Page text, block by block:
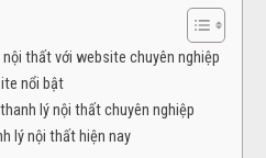
thất với website chuyên nghiệp
nổi bật
lý nội thất chuyên nghiệp
lý nội thất hiện nay